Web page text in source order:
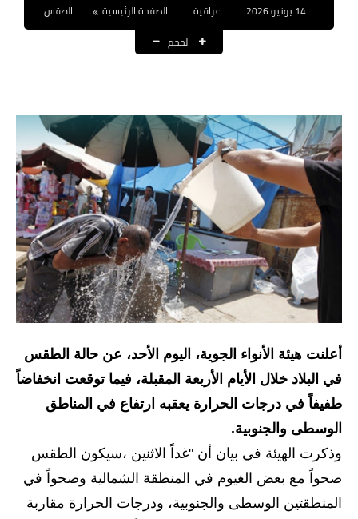
نتائج التعيينات
العقود والاجور اليومية
الرواتب
القروض والسلف
المنح المالية
قطع الاراضي
اخبار العراق
الاخبار السياسية
الاخبار الامنية
الاخبار الاقتصادية
المدارس
اخبار وقرارات وزارة التربية
14 يونيو 2026 عراقية الصفحة الرئيسية
الطقس
الحجم
أعلنت هيئة الأنواء الجوية، اليوم الأحد، عن حالة الطقس
في البلاد خلال الأيام الأربعة المقبلة، فيما توقعت انخفاضاً
طفيفاً في درجات الحرارة يعقبه ارتفاع في المناطق
الوسطى والجنوبية.
وذكرت الهيئة في بيان أن "غداً الاثنين ،سيكون الطقس
صحواً مع بعض الغيوم في المنطقة الشمالية وصحواً في
المنطقتين الوسطى والجنوبية، ودرجات الحرارة مقاربة